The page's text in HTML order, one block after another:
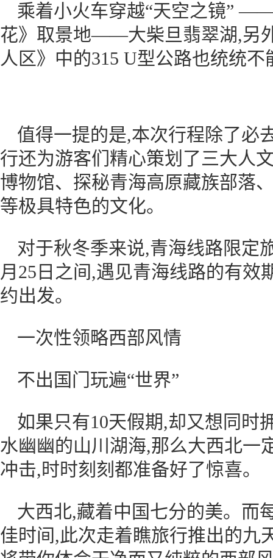
乘着小火车穿越“天空之镜”
花》取景地——大柴旦翡翠湖,另
人区》中的315 U型公路也统统不
值得一提的是,本次行程除了必
行还为游客们精心策划了三大人
博物馆、探秘青海高原藏族部落
等极具特色的文化。
对于秋冬季来说,青海线路限定
月25日之间,遇见青海线路的有效
约出发。
一次性领略西部风情
不出国门玩遍“世界”
如果只有10天假期,却又想同时
水幽幽的山川湖海,那么大西北一
冲击,时时刻刻都准备好了惊喜。
大西北,藏着中国七分的美。而
佳时间,此次走着瞧旅行推出的九